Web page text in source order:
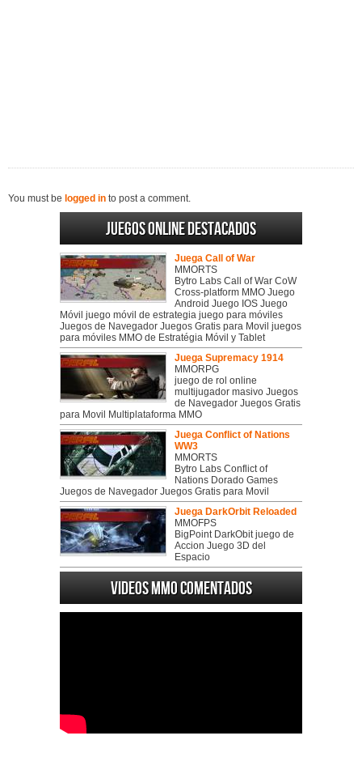
You must be logged in to post a comment.
Juegos online destacados
Juega Call of War
MMORTS
Bytro Labs Call of War CoW
Cross-platform MMO Juego
Android Juego IOS Juego
Móvil juego móvil de estrategia juego para móviles
Juegos de Navegador Juegos Gratis para Movil juegos
para móviles MMO de Estratégia Móvil y Tablet
Juega Supremacy 1914
MMORPG
juego de rol online
multijugador masivo Juegos
de Navegador Juegos Gratis
para Movil Multiplataforma MMO
Juega Conflict of Nations
WW3
MMORTS
Bytro Labs Conflict of
Nations Dorado Games
Juegos de Navegador Juegos Gratis para Movil
Juega DarkOrbit Reloaded
MMOFPS
BigPoint DarkObit juego de
Accion Juego 3D del
Espacio
Videos MMO Comentados